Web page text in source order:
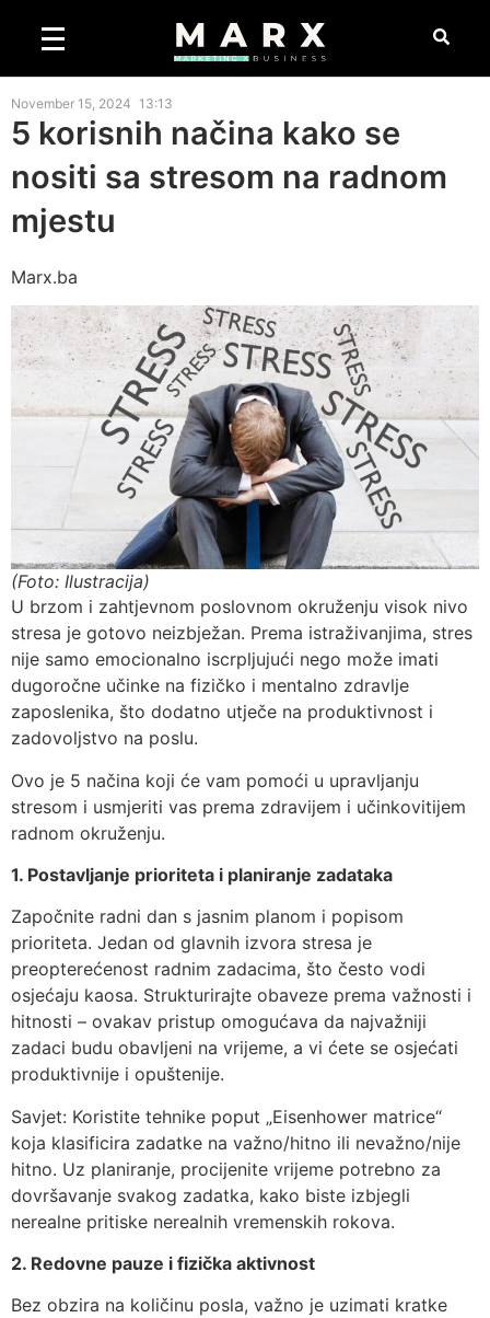
November 15, 2024 13:13
5 korisnih načina kako se
nositi sa stresom na radnom
mjestu
Marx.ba
(Foto: Ilustracija)
U brzom i zahtjevnom poslovnom okruženju visok nivo
stresa je gotovo neizbježan. Prema istraživanjima, stres
nije samo emocionalno iscrpljujući nego može imati
dugoročne učinke na fizičko i mentalno zdravlje
zaposlenika, što dodatno utječe na produktivnost i
zadovoljstvo na poslu.
Ovo je 5 načina koji će vam pomoći u upravljanju
stresom i usmjeriti vas prema zdravijem i učinkovitijem
radnom okruženju.
1. Postavljanje prioriteta i planiranje zadataka
Započnite radni dan s jasnim planom i popisom
prioriteta. Jedan od glavnih izvora stresa je
preopterećenost radnim zadacima, što često vodi
osjećaju kaosa. Strukturirajte obaveze prema važnosti i
hitnosti – ovakav pristup omogućava da najvažniji
zadaci budu obavljeni na vrijeme, a vi ćete se osjećati
produktivnije i opuštenije.
Savjet: Koristite tehnike poput „Eisenhower matrice“
koja klasificira zadatke na važno/hitno ili nevažno/nije
hitno. Uz planiranje, procijenite vrijeme potrebno za
dovršavanje svakog zadatka, kako biste izbjegli
nerealne pritiske nerealnih vremenskih rokova.
2. Redovne pauze i fizička aktivnost
Bez obzira na količinu posla, važno je uzimati kratke